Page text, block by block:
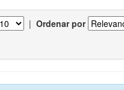
| Ordenar por